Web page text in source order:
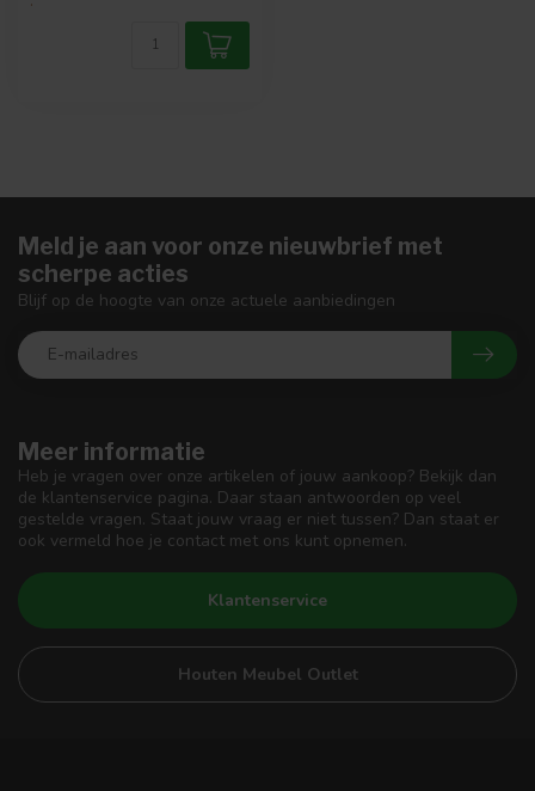
Meer informatie
Heb je vragen over onze artikelen of jouw aankoop? Bekijk dan
de klantenservice pagina. Daar staan antwoorden op veel
gestelde vragen. Staat jouw vraag er niet tussen? Dan staat er
ook vermeld hoe je contact met ons kunt opnemen.
Klantenservice
Houten Meubel Outlet
Meld je aan voor onze nieuwbrief met
scherpe acties
Blijf op de hoogte van onze actuele aanbiedingen